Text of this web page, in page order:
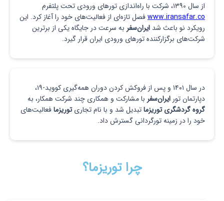
از سال ۱۳۹۰، شرکت با راه‌اندازی تورهای ورودی تحت پلتفرم
www.iransafar.coفصل تازه‌ای از فعالیت‌های خود را آغاز کرد. این
رویکرد نو باعث شد ایران‌سفر به سرعت در جایگاه یکی از برترین
شرکت‌های برگزارکننده تورهای ورودی ایران قرار گیرد.
در سال ۱۴۰۱ و پس از فروکش‌ کردن دوران همه‌گیری کووید-۱۹،
دپارتمان تور ایران‌سفر با مشارکت و همکاری چند شرکت همکار، به
گروه گردشگری توریزماتبدیل شد و با نام تجاریتوریزمافعالیت‌های
خود را در زمینه تورگردانی گسترش داد.
چرا توریزما؟